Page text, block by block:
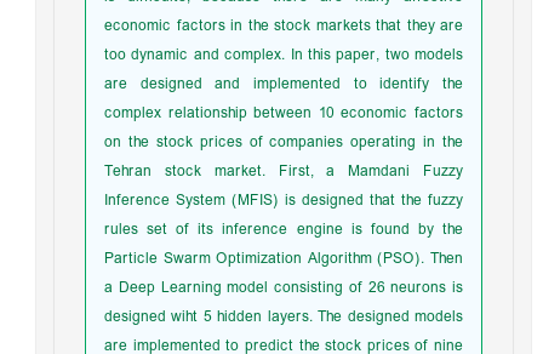
economic factors in the stock markets that they are
too dynamic and complex. In this paper, two models
are designed and implemented to identify the
complex relationship between 10 economic factors
on the stock prices of companies operating in the
Tehran stock market. First, a Mamdani Fuzzy
Inference System (MFIS) is designed that the fuzzy
rules set of its inference engine is found by the
Particle Swarm Optimization Algorithm (PSO). Then
a Deep Learning model consisting of 26 neurons is
designed wiht 5 hidden layers. The designed models
are implemented to predict the stock prices of nine